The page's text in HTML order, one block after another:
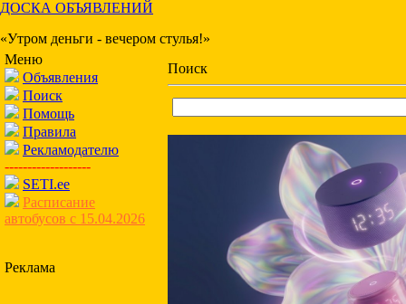
ДОСКА ОБЪЯВЛЕНИЙ
«Утром деньги - вечером стулья!»
Меню
Объявления
Поиск
Помощь
Правила
Рекламодателю
-------------------
SETI.ee
Расписание
автобусов с 15.04.2026
Реклама
Поиск